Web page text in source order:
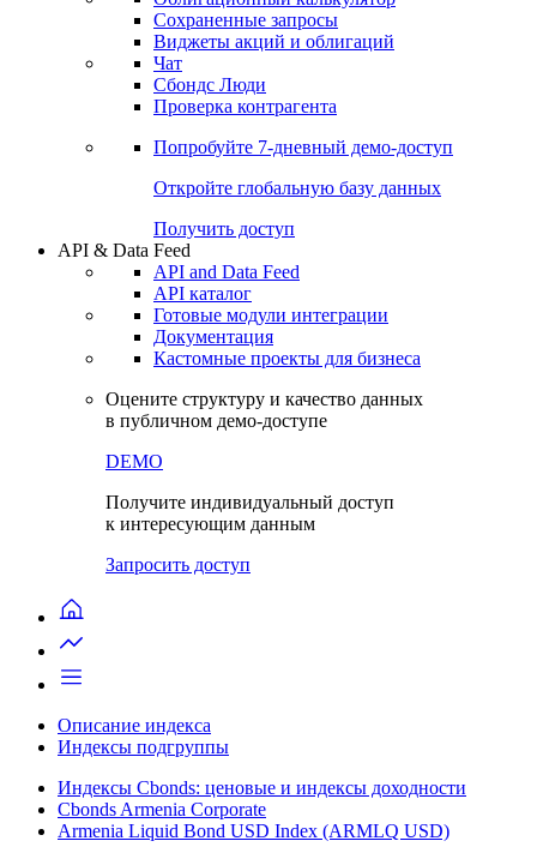
Сохраненные запросы
Виджеты акций и облигаций
Чат
Сбондс Люди
Проверка контрагента
Попробуйте 7-дневный демо-доступ
Откройте глобальную базу данных
Получить доступ
API & Data Feed
API and Data Feed
API каталог
Готовые модули интеграции
Документация
Кастомные проекты для бизнеса
Оцените структуру и качество данных
в публичном демо-доступе
DEMO
Получите индивидуальный доступ
к интересующим данным
Запросить доступ
Описание индекса
Индексы подгруппы
Индексы Cbonds: ценовые и индексы доходности
Cbonds Armenia Corporate
Armenia Liquid Bond USD Index (ARMLQ USD)